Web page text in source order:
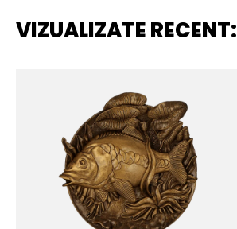
VIZUALIZATE RECENT: